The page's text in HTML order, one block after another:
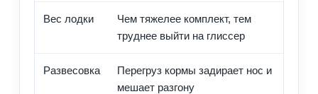
Вес лодки
Чем тяжелее комплект, тем
труднее выйти на глиссер
Развесовка
Перегруз кормы задирает нос и
мешает разгону